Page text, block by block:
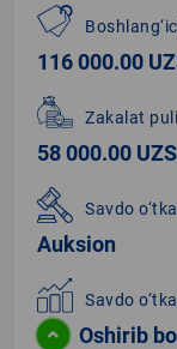
116 000.00
Zakalat
58 000.00 UZS
Savdo
Auksion
Savdo
Oshirib